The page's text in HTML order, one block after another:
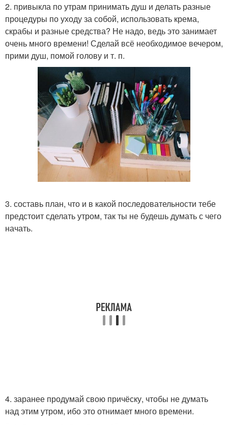
2. привыкла по утрам принимать душ и делать разные
процедуры по уходу за собой, использовать крема,
скрабы и разные средства? Не надо, ведь это занимает
очень много времени! Сделай всё необходимое вечером,
прими душ, помой голову и т. п.
3. составь план, что и в какой последовательности тебе
предстоит сделать утром, так ты не будешь думать с чего
начать.
4. заранее продумай свою причёску, чтобы не думать
над этим утром, ибо это отнимает много времени.